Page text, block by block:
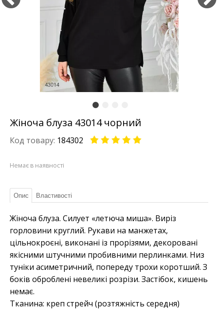
Жіноча блуза 43014 чорний
Код товару: 184302
Немає в наявності
Опис Властивості
Жіноча блуза. Силует «летюча миша». Виріз
горловини круглий. Рукави на манжетах,
цільнокроєні, виконані із прорізями, декоровані
якісними штучними пробивними перлинками. Низ
туніки асиметричний, попереду трохи коротший. З
боків оброблені невеликі розрізи. Застібок, кишень
немає.
Тканина: креп стрейч (розтяжність середня)